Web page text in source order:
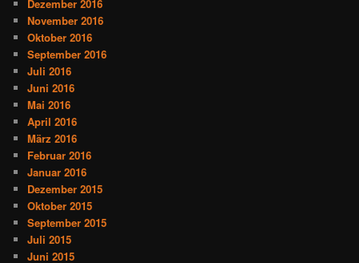
Dezember 2016
November 2016
Oktober 2016
September 2016
Juli 2016
Juni 2016
Mai 2016
April 2016
März 2016
Februar 2016
Januar 2016
Dezember 2015
Oktober 2015
September 2015
Juli 2015
Juni 2015